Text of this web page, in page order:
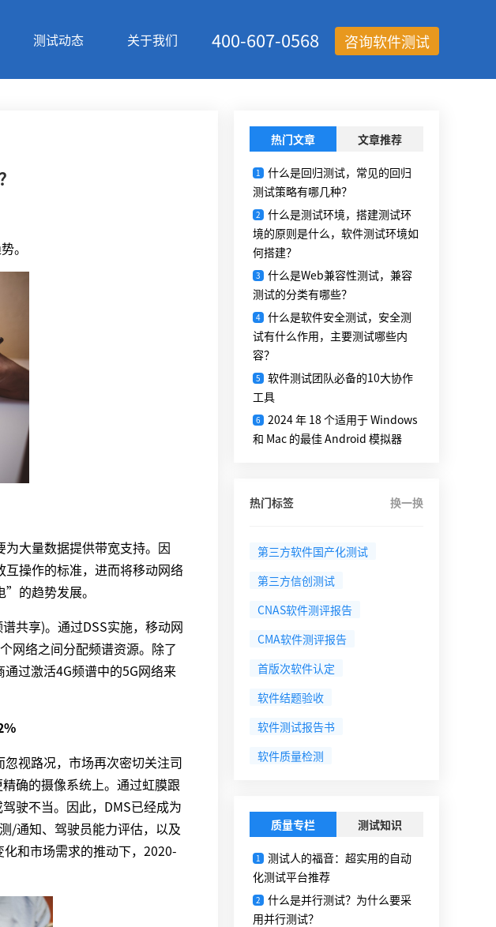
测试动态 关于我们 咨询软件测试
400-607-0568
。
大量数据提供带宽支持。因
操作的标准，进而将移动网络
的趋势发展。
共享)。通过DSS实施，移动网
网络之间分配频谱资源。除了
过激活4G频谱中的5G网络来
视路况，市场再次密切关注司
确的摄像系统上。通过虹膜跟
驶不当。因此，DMS已经成为
/通知、驾驶员能力评估，以及
和市场需求的推动下，2020-
热门文章 文章推荐
1
什么是回归测试，常见的回归
测试策略有哪几种？
2
什么是测试环境，搭建测试环
境的原则是什么，软件测试环境如
何搭建？
3
什么是Web兼容性测试，兼容
测试的分类有哪些？
4 什么是软件安全测试，安全测
试有什么作用，主要测试哪些内
容？
5
软件测试团队必备的10大协作
工具
6
2024 年 18 个适用于 Windows
和 Mac 的最佳 Android 模拟器
热门标签 换一换
第三方软件国产化测试
第三方信创测试
CNAS软件测评报告
CMA软件测评报告
首版次软件认定
软件结题验收
软件测试报告书
软件质量检测
质量专栏 测试知识
1
测试人的福音：超实用的自动
化测试平台推荐
2
什么是并行测试？为什么要采
用并行测试？